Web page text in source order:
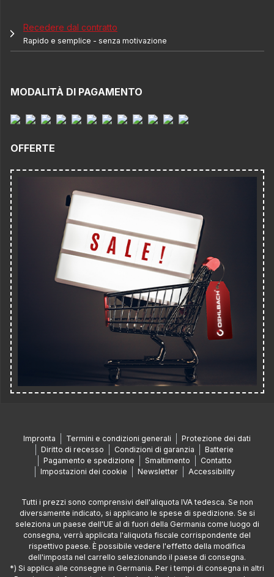
Recedere dal contratto
Rapido e semplice - senza motivazione
MODALITÀ DI PAGAMENTO
OFFERTE
Impronta Termini e condizioni generali
Protezione dei dati
Diritto di recesso
Condizioni di garanzia
Batterie
Pagamento e spedizione
Smaltimento
Contatto
Impostazioni dei cookie
Newsletter Accessibility
Tutti i prezzi sono comprensivi dell'aliquota IVA tedesca. Se non
diversamente indicato, si applicano le spese di spedizione. Se si
seleziona un paese dell'UE al di fuori della Germania come luogo di
consegna, verrà applicata l'aliquota fiscale corrispondente del
rispettivo paese. È possibile vedere l'effetto della modifica
dell'imposta nel carrello selezionando il paese di consegna.
*) Si applica alle consegne in Germania. Per i tempi di consegna in altri